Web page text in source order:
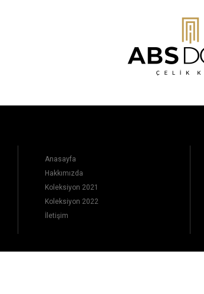
Anasayfa
Hakkımızda
Koleksiyon 2021
Koleksiyon 2022
İletişim